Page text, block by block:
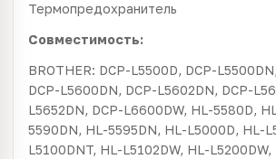
Термопредохранитель
Совместимость:
BROTHER: DCP-L5500D, DCP-
DCP-L5600DN, DCP-L5602DN, DCP-
L5652DN, DCP-L6600DW, HL-5580D,
5590DN, HL-5595DN, HL-L5000D, HL-
L5100DNT, HL-L5102DW, HL-L5200DW,